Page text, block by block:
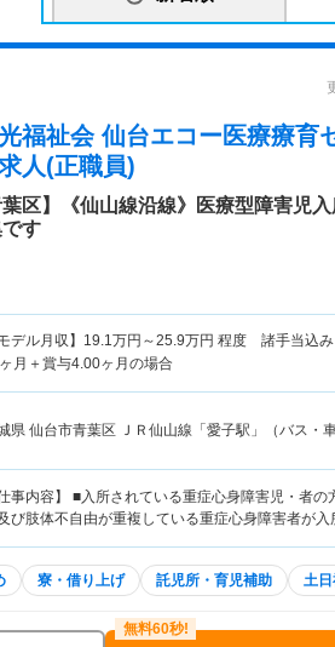
福祉会 仙台エコー医療療育
人(正職員)
葉区】《仙山線沿線》医療型障害児
す
デル月収】 19.1万円～25.9万円 程度 諸手当込み
月＋賞与4.00ヶ月の場合
県 仙台市青葉区 ＪＲ仙山線「愛子駅」（バス・
仕事内容】 ■入所されている重症心身障害児・者
び肢体不自由が重複している重症心身障害者が
寮・借り上げ 託児所・育児補助 土